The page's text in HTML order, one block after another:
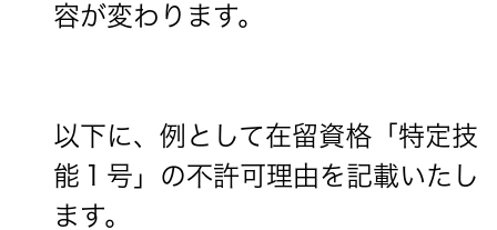
容が変わります。
以下に、例として在留資格「特定技
能１号」の不許可理由を記載いたし
ます。